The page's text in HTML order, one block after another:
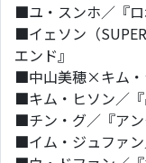
■ユ・スンホ／『ロ
■イェソン（
エンド』
■中山美穂×キム・
■キム・ヒソン／『
■チン・グ／『アン
■イム・ジュファン